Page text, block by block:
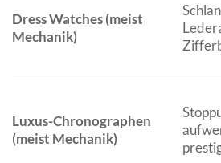
Dress Watches (meist
Mechanik)
Luxus-Chronographen
(meist Mechanik)